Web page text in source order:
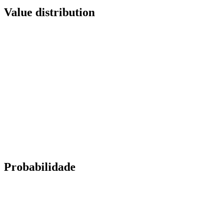
Value distribution
Probabilidade